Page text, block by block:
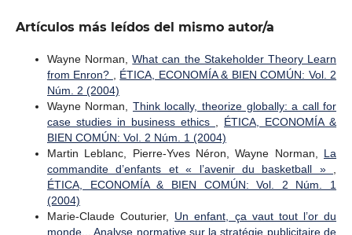
Artículos más leídos del mismo autor/a
Wayne Norman,What can the Stakeholder Theory Learn
from Enron?
ÉTICA, ECONOMÍA & BIEN COMÚN: Vol. 2
Núm. 2 (2004)
Wayne Norman, Think locally, theorize globally: a call for
case studies in business ethics
ÉTICA, ECONOMÍA &
BIEN COMÚN: Vol. 2 Núm. 1 (2004)
Martin Leblanc, Pierre-Yves Néron, Wayne Norman, La
commandite d’enfants et « l’avenir du basketball »
ÉTICA, ECONOMÍA & BIEN COMÚN: Vol. 2 Núm. 1
(2004)
Marie-Claude Couturier, Un enfant, ça vaut tout l’or du
monde... Analyse normative sur la stratégie publicitaire de